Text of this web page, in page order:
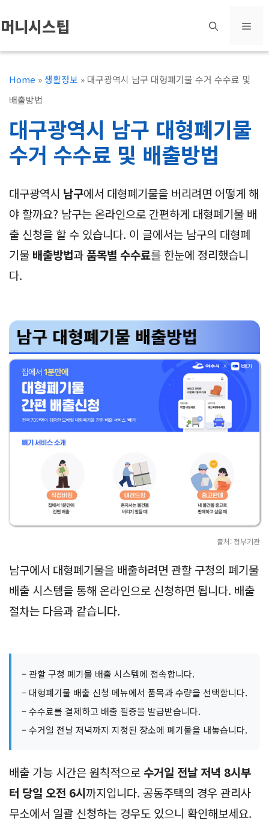
텐
츠
머니시스팁 메
Home »생활정보 » 대구광역시 남구 대형폐기물 수거 수수료 및
배출방법
대구광역시 남구 대형폐기물
수거 수수료 및 배출방법
대구광역시 남구에서 대형폐기물을 버리려면 어떻게 해
야 할까요? 남구는 온라인으로 간편하게 대형폐기물 배
출 신청을 할 수 있습니다. 이 글에서는 남구의 대형폐
기물 배출방법과품목별 수수료를 한눈에 정리했습니
다.
남구 대형폐기물 배출방법
출처: 정부기관
남구에서 대형폐기물을 배출하려면 관할 구청의 폐기물
배출 시스템을 통해 온라인으로 신청하면 됩니다. 배출
절차는 다음과 같습니다.
– 관할 구청 폐기물 배출 시스템에 접속합니다.
– 대형폐기물 배출 신청 메뉴에서 품목과 수량을 선택합니다.
– 수수료를 결제하고 배출 필증을 발급받습니다.
– 수거일 전날 저녁까지 지정된 장소에 폐기물을 내놓습니다.
배출 가능 시간은 원칙적으로수거일 전날 저녁 8시부
터 당일 오전 6시까지입니다. 공동주택의 경우 관리사
무소에서 일괄 신청하는 경우도 있으니 확인해보세요.